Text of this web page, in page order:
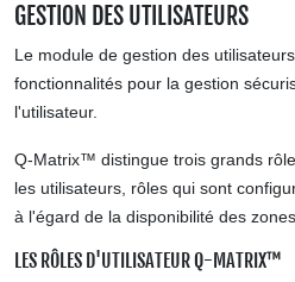
GESTION DES UTILISATEURS
Le module de gestion des
fonctionnalités pour la gestion
l'utilisateur.
Q-Matrix™ distingue trois grands
les utilisateurs, rôles qui sont
à l'égard de la disponibilité des
LES RÔLES D'UTILISATEUR Q-MATRIX™